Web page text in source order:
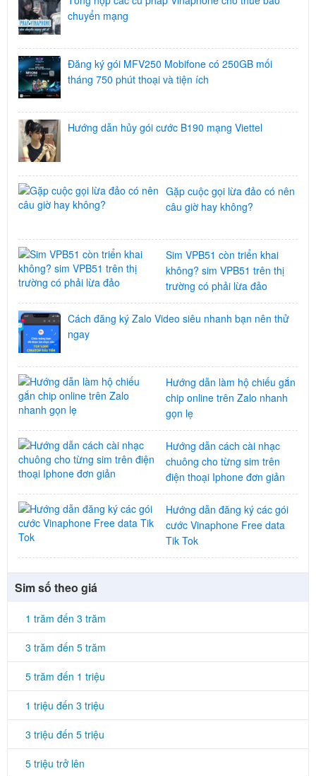
chuyển mạng
Đăng ký gói MFV250 Mobifone có 250GB mối
tháng 750 phút thoại và tiện ích
Hướng dẫn hủy gói cước B190 mạng Viettel
Gặp cuộc gọi lừa đảo có nên
câu giờ hay không?
Sim VPB51 còn triển khai
không? sim VPB51 trên thị
trường có phải lừa đảo
Cách đăng ký Zalo Video siêu nhanh bạn nên thử
ngay
Hướng dẫn làm hộ chiếu gắn
chip online trên Zalo nhanh
gọn lẹ
Hướng dẫn cách cài nhạc
chuông cho từng sim trên
điện thoại Iphone đơn giản
Hướng dẫn đăng ký các gói
cước Vinaphone Free data
Tik Tok
Sim số theo giá
1 trăm đến 3 trăm
3 trăm đến 5 trăm
5 trăm đến 1 triệu
1 triệu đến 3 triệu
3 triệu đến 5 triệu
5 triệu trở lên